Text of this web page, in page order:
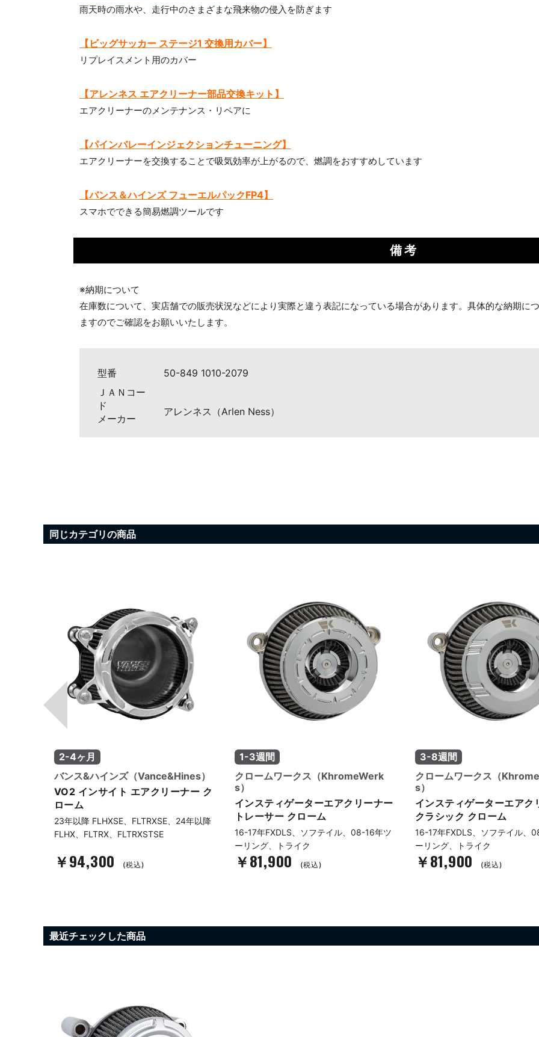
雨天時の雨水や、走行中のさまざまな飛来物の侵入を防ぎます
【ビッグサッカー ステージ1 交換用カバー】
リプレイスメント用のカバー
【アレンネス エアクリーナー部品交換キット】
エアクリーナーのメンテナンス・リペアに
【パインバレーインジェクションチューニング】
エアクリーナーを交換することで吸気効率が上がるので、燃調をおすすめしています
【バンス＆ハインズ フューエルパックFP4】
スマホでできる簡易燃調ツールです
備考
※納期について
在庫数について、実店舗での販売状況などにより実際と違う表記になっている場合があります。具体的な納期に
ますのでご確認をお願いいたします。
型番
50-849 1010-2079
ＪＡＮコー
ド
メーカー
アレンネス（Arlen Ness）
同じカテゴリの商品
2-4ヶ月
バンス&ハインズ（Vance&Hines）
VO2 インサイト エアクリーナー ク
ローム
23年以降 FLHXSE、FLTRXSE、24年以降
FLHX、FLTRX、FLTRXSTSE
￥94,300 (税込)
1-3週間
クロームワークス（KhromeWerk
s）
インスティゲーターエアクリーナー
トレーサー クローム
16-17年FXDLS、ソフテイル、08-16年ツ
ーリング、トライク
￥81,900 (税込)
3-8週間
クロームワークス（
s）
インスティゲーターエアク
クラシック クローム
16-17年FXDLS、ソフテイル、
ーリング、トライク
￥81,900 (税込)
最近チェックした商品